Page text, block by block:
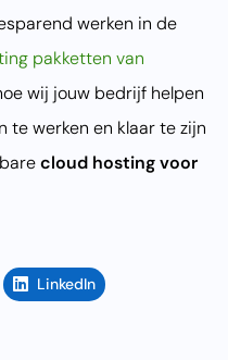
werken in de
pakketten van
wij jouw bedrijf helpen
te werken en klaar te zijn
cloud hosting voor
LinkedIn